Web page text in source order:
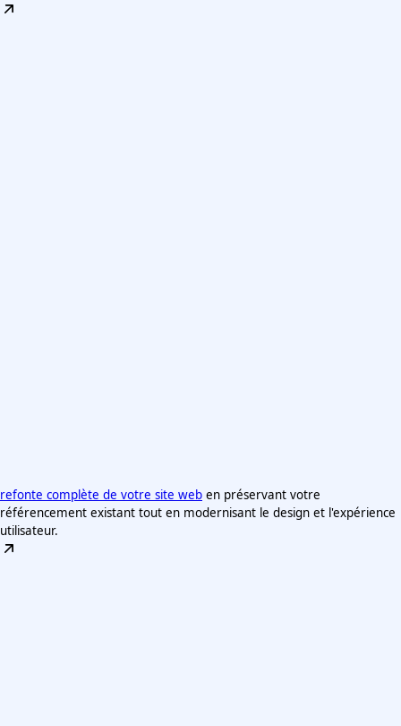
refonte complète de votre site web en préservant votre
référencement existant tout en modernisant le design et l'expérience
utilisateur.